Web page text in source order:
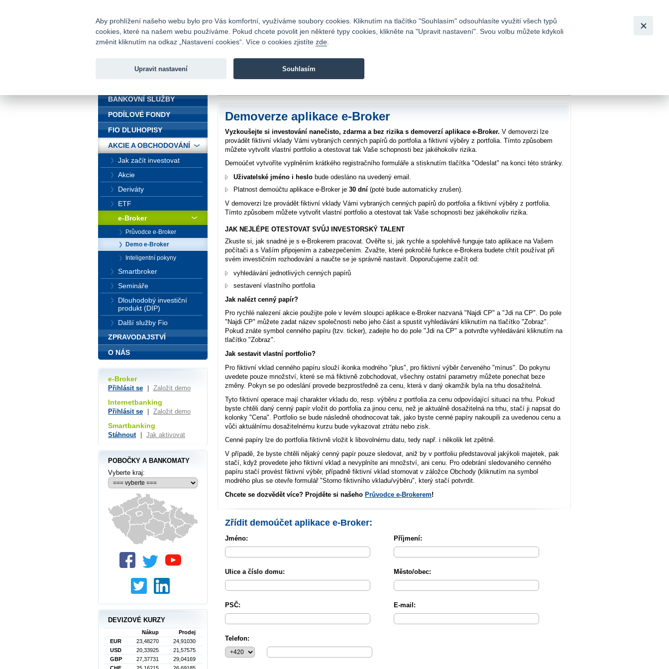
Fio banka
Fio banka je moderní česká banka. Poskytuje účty bez poplatků a
Demoverze aplikace e-Broker
Vyzkoušejte si investování nanečisto, zdarma a bez rizika s demoverzí aplikace e-Broker. V demoverzi lze
provádět fiktivní vklady Vámi vybraných cenných papírů do portfolia a fiktivní výběry z portfolia. Tímto způsobem
můžete vytvořit vlastní portfolio a otestovat tak Vaše schopnosti bez jakéhokoliv rizika.
Demoúčet vytvoříte vyplněním krátkého registračního formuláře a stisknutím tlačítka "Odeslat" na konci této stránky.
Uživatelské jméno i heslo bude odesláno na uvedený email.
Platnost demoúčtu aplikace e-Broker je 30 dní (poté bude automaticky zrušen).
V demoverzi lze provádět fiktivní vklady Vámi vybraných cenných papírů do portfolia a fiktivní výběry z portfolia.
Tímto způsobem můžete vytvořit vlastní portfolio a otestovat tak Vaše schopnosti bez jakéhokoliv rizika.
JAK NEJLÉPE OTESTOVAT SVŮJ INVESTORSKÝ TALENT
Zkuste si, jak snadné je s e-Brokerem pracovat. Ověřte si, jak rychle a spolehlivě funguje tato aplikace na Vašem
počítači a s Vaším připojením a zabezpečením. Zvažte, které pokročilé funkce e-Brokera budete chtít používat při
svém investičním rozhodování a naučte se je správně nastavit. Doporučujeme začít od:
vyhledávání jednotlivých cenných papírů
sestavení vlastního portfolia
Jak nalézt cenný papír?
Pro rychlé nalezení akcie použijte pole v levém sloupci aplikace e-Broker nazvaná "Najdi CP" a "Jdi na CP". Do pole
"Najdi CP" můžete zadat název společnosti nebo jeho část a spustit vyhledávání kliknutím na tlačítko "Zobraz".
Pokud znáte symbol cenného papíru (tzv. ticker), zadejte ho do pole "Jdi na CP" a potvrďte vyhledávání kliknutím na
tlačítko "Zobraz".
Jak sestavit vlastní portfolio?
Pro fiktivní vklad cenného papíru slouží ikonka modrého "plus", pro fiktivní výběr červeného "mínus". Do pokynu
uvedete pouze množství, které se má fiktivně zobchodovat, všechny ostatní parametry můžete ponechat beze
změny. Pokyn se po odeslání provede bezprostředně za cenu, která v daný okamžik byla na trhu dosažitelná.
Tyto fiktivní operace mají charakter vkladu do, resp. výběru z portfolia za cenu odpovídající situaci na trhu. Pokud
byste chtěli daný cenný papír vložit do portfolia za jinou cenu, než je aktuálně dosažitelná na trhu, stačí ji napsat do
kolonky "Cena". Portfolio se bude následně ohodnocovat tak, jako byste cenné papíry nakoupili za uvedenou cenu a
vůči aktuálnímu dosažitelnému kurzu bude vykazovat ztrátu nebo zisk.
Cenné papíry lze do portfolia fiktivně vložit k libovolnému datu, tedy např. i několik let zpětně.
V případě, že byste chtěli nějaký cenný papír pouze sledovat, aniž by v portfoliu představoval jakýkoli majetek, pak
stačí, když provedete jeho fiktivní vklad a nevyplníte ani množství, ani cenu. Pro odebrání sledovaného cenného
papíru stačí provést fiktivní výběr, případně fiktivní vklad stornovat v záložce Obchody (kliknutím na symbol
modrého plus se otevře formulář "Storno fiktivního vkladu/výběru", který stačí potvrdit.
Chcete se dozvědět více? Projděte si našeho Průvodce e-Brokerem!
Zřídit demoúčet aplikace e-Broker:
Jméno: Příjmení:
Ulice a číslo domu: Město/obec:
PSČ: E-mail:
Telefon:
BANKOVNÍ SLUŽBY
PODÍLOVÉ FONDY
FIO DLUHOPISY
AKCIE A OBCHODOVÁNÍ
Jak začít investovat
Akcie
Deriváty
ETF
e-Broker
Průvodce e-Broker
Demo e-Broker
Inteligentní pokyny
Smartbroker
Semináře
Dlouhodobý investiční
produkt (DIP)
Další služby Fio
ZPRAVODAJSTVÍ
O NÁS
e-Broker
Přihlásit se Založit demo
Internetbanking
Přihlásit se Založit demo
Smartbanking
Stáhnout Jak aktivovat
POBOČKY A BANKOMATY
Vyberte kraj:
DEVIZOVÉ KURZY
Nákup
Prodej
EUR
23,48270
24,91030
USD
20,33925
21,57575
GBP
27,37731
29,04169
Aby prohlížení našeho webu bylo pro Vás komfortní, využíváme soubory cookies. Kliknutím na tlačítko "Souhlasím" odsouhlasíte využití všech typů
cookies, které na našem webu používáme. Pokud chcete povolit jen některé typy cookies, klikněte na "Upravit nastavení". Svou volbu můžete kdykoli
změnit kliknutím na odkaz „Nastavení cookies“. Více o cookies zjistíte zde
Upravit nastavení Souhlasím